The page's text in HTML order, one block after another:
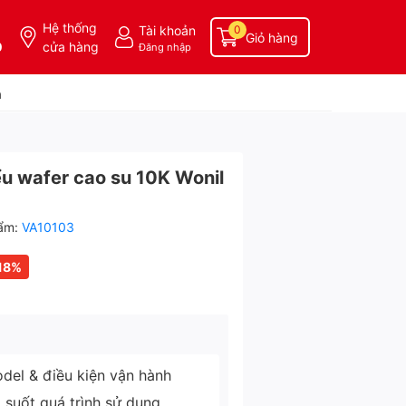
Hệ thống
cửa hàng
Tài khoản
Đăng nhập
Giỏ hàng
0
wafer cao su 10K Wonil
VA10103
& điều kiện vận hành
quá trình sử dụng